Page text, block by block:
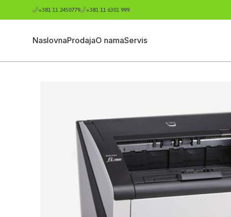
+381 11 2450779 +381 11 6301 999
NaslovnaProdajaO namaServis